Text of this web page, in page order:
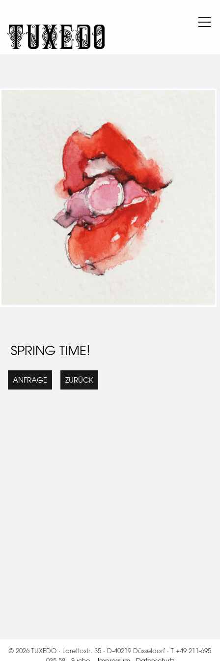
SPRING TIME!
ANFRAGE ZURÜCK
© 2026 TUXEDO · Lorettostr. 35 · D-40219 Düsseldorf · T +49 211-695